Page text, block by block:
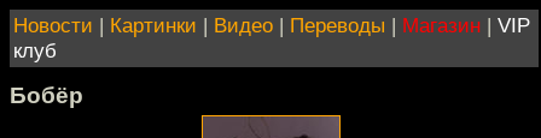
Новости | Картинки | Видео | Переводы | Магазин | VIP
клуб
Бобёр